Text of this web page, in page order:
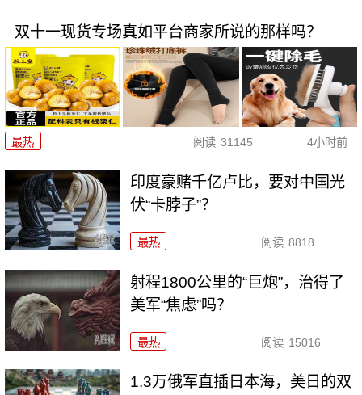
双十一现货专场真如平台商家所说的那样吗？
最热 阅读 31145 4小时前
印度豪赌千亿卢比，要对中国光
伏“卡脖子”？
最热 阅读 8818
射程1800公里的“巨炮”，治得了
美军“焦虑”吗？
最热 阅读 15016
1.3万俄军直插日本海，美日的双